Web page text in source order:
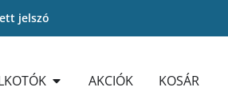
jelszó
AKCIÓK KOSÁR